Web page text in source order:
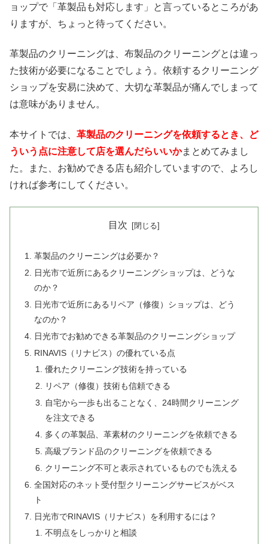
ョップで「革製品も対応します」と言っているところがあ
りますが、ちょっと待ってください。
革製品のクリーニングは、布製品のクリーニングとは違っ
た技術が必要になることでしょう。依頼するクリーニング
ショップを安易に決めて、大切な革製品が痛んでしまって
は意味がありません。
本サイトでは、 革製品のクリーニングを依頼するとき、ど
ういう点に注意して店を選んだらいいかまとめてみまし
た。また、お勧めできる店も紹介していますので、よろし
ければ参考にしてください。
目次
革製品のクリーニングは必要か？
日光市で近所にあるクリーニングショップは、どうな
のか？
日光市で近所にあるリペア（修復）ショップは、どう
なのか？
日光市でお勧めできる革製品のクリーニングショップ
RINAVIS（リナビス）の優れている点
優れたクリーニング技術を持っている
リペア（修復）技術も信頼できる
自宅から一歩も出ることなく、24時間クリーニング
を注文できる
多くの革製品、革素材のクリーニングを依頼できる
高級ブランド品のクリーニングを依頼できる
クリーニング不可と表示されているものでも洗える
全国対応のネット受付型クリーニングサービスがベス
ト
日光市でRINAVIS（リナビス）を利用するには？
不明点をしっかりと相談